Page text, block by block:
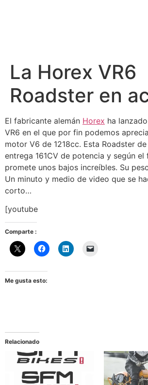
La Horex VR6
Roadster en
El fabricante alemán Horex ha
VR6 en el que por fin podemos
motor V6 de 1218cc. Esta Roadster
entrega 161CV de potencia y según el
promete unos bajos increíbles. Su
Un minuto y medio de video que se
corto…
[youtube
Comparte :
Me gusta esto:
Relacionado